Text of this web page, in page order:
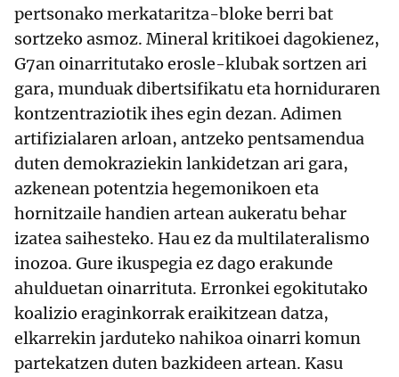
pertsonako merkataritza-bloke berri bat
sortzeko asmoz. Mineral kritikoei dagokienez,
G7an oinarritutako erosle-klubak sortzen ari
gara, munduak dibertsifikatu eta horniduraren
kontzentraziotik ihes egin dezan. Adimen
artifizialaren arloan, antzeko pentsamendua
duten demokraziekin lankidetzan ari gara,
azkenean potentzia hegemonikoen eta
hornitzaile handien artean aukeratu behar
izatea saihesteko. Hau ez da multilateralismo
inozoa. Gure ikuspegia ez dago erakunde
ahulduetan oinarrituta. Erronkei egokitutako
koalizio eraginkorrak eraikitzean datza,
elkarrekin jarduteko nahikoa oinarri komun
partekatzen duten bazkideen artean. Kasu